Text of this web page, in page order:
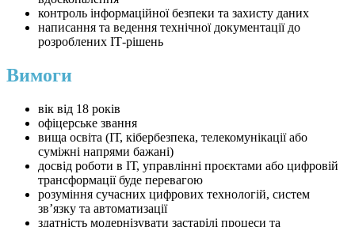
контроль інформаційної безпеки та захисту даних
написання та ведення технічної документації до
розроблених ІТ-рішень
Вимоги
вік від 18 років
офіцерське звання
вища освіта (ІТ, кібербезпека, телекомунікації або
суміжні напрями бажані)
досвід роботи в ІТ, управлінні проєктами або цифровій
трансформації буде перевагою
розуміння сучасних цифрових технологій, систем
зв’язку та автоматизації
здатність модернізувати застарілі процеси та